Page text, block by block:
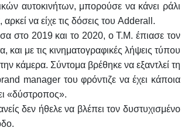
αυτοκινήτων, μπορούσε να κάνει ράλι
να είχε τις δόσεις του Adderall.
στο 2019 και το 2020, ο Τ.Μ. έπιασε τον
με τις κινηματογραφικές λήψεις τύπου
κάμερα. Σύντομα βρέθηκε να εξαντλεί τη
manager του φρόντιζε να έχει κάποια
«δύστροπος».
δεν ήθελε να βλέπει τον δυστυχισμένο